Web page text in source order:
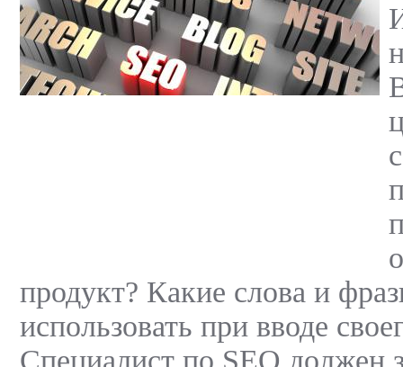
продукт? Какие слова и
использовать при вводе
Специалист по SEO должен